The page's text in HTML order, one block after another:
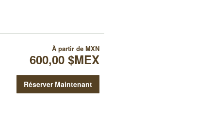
À partir de MXN
600,00 $MEX
Réserver Maintenant